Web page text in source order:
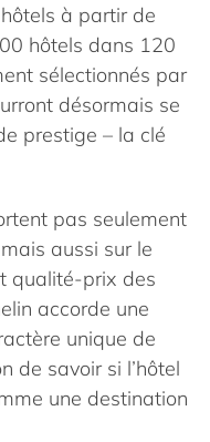
à partir de
hôtels dans 120
sélectionnés par
désormais se
prestige – la clé
pas seulement
aussi sur le
qualité-prix des
accorde une
unique de
de savoir si l’hôtel
une destination